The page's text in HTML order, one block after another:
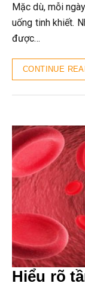
Mặc dù, mỗi
uống tinh khiết.
được…
CONTINUE
Hiểu rõ